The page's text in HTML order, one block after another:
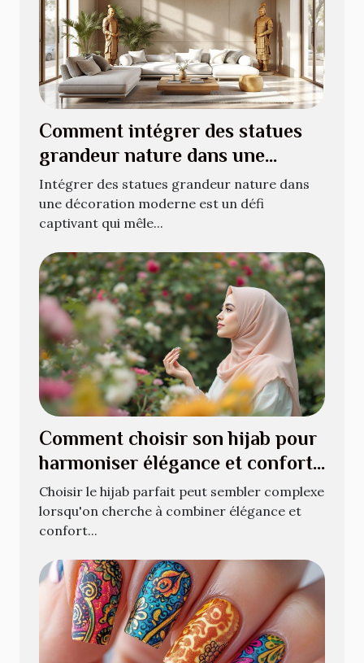
Comment intégrer des statues
grandeur nature dans une
décoration moderne ?
Intégrer des statues grandeur nature dans
une décoration moderne est un défi
captivant qui mêle...
Comment choisir son hijab pour
harmoniser élégance et confort
?
Choisir le hijab parfait peut sembler complexe
lorsqu'on cherche à combiner élégance et
confort...